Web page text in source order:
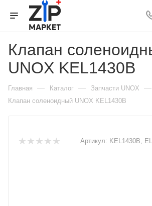
Клапан
UNOX KEL1430B
Главная — Каталог — Запчасти UNOX —
Клапан соленоидный UNOX KEL1430B
Артикул: KEL1430B,